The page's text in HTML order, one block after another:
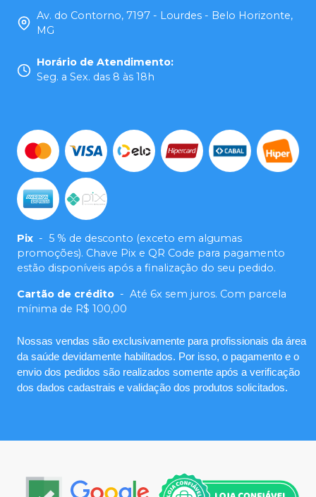
Av. do Contorno, 7197 - Lourdes - Belo Horizonte,
MG
Horário de Atendimento:
Seg. a Sex. das 8 às 18h
Pix - 5 % de desconto (exceto em algumas
promoções). Chave Pix e QR Code para pagamento
estão disponíveis após a finalização do seu pedido.
Cartão de crédito - Até 6x sem juros. Com parcela
mínima de R$ 100,00
Nossas vendas são exclusivamente para profissionais da área
da saúde devidamente habilitados. Por isso, o pagamento e o
envio dos pedidos são realizados somente após a verificação
dos dados cadastrais e validação dos produtos solicitados.